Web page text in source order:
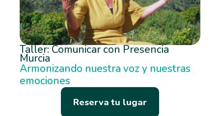
Taller: Comunicar con Presencia
Murcia
Armonizando nuestra voz y nuestras
emociones
Reserva tu lugar